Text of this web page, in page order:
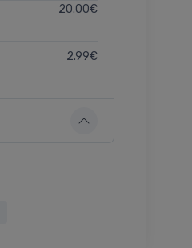
20.00€
2.99€